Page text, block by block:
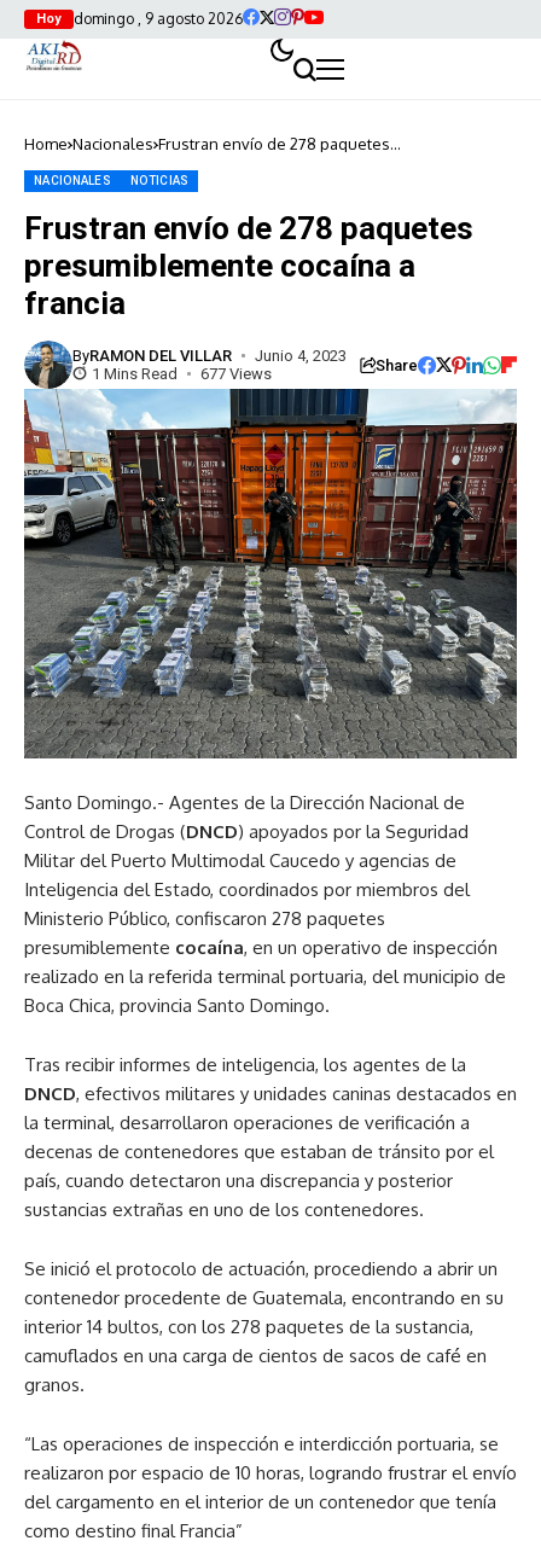
Hoy domingo , 9 agosto 2026
Home Nacionales Frustran envío de 278 paquetes
NACIONALES NOTICIAS
Frustran envío de 278 paquetes
presumiblemente cocaína a
francia
ByRAMON DEL VILLAR
Junio 4, 2023
1 Mins Read
677 Views Share
Santo Domingo.- Agentes de la Dirección Nacional de
Control de Drogas (DNCD) apoyados por la Seguridad
Militar del Puerto Multimodal Caucedo y agencias de
Inteligencia del Estado, coordinados por miembros del
Ministerio Público, confiscaron 278 paquetes
presumiblemente cocaína, en un operativo de inspección
realizado en la referida terminal portuaria, del municipio de
Boca Chica, provincia Santo Domingo.
Tras recibir informes de inteligencia, los agentes de la
DNCD, efectivos militares y unidades caninas destacados en
la terminal, desarrollaron operaciones de verificación a
decenas de contenedores que estaban de tránsito por el
país, cuando detectaron una discrepancia y posterior
sustancias extrañas en uno de los contenedores.
Se inició el protocolo de actuación, procediendo a abrir un
contenedor procedente de Guatemala, encontrando en su
interior 14 bultos, con los 278 paquetes de la sustancia,
camuflados en una carga de cientos de sacos de café en
granos.
“Las operaciones de inspección e interdicción portuaria, se
realizaron por espacio de 10 horas, logrando frustrar el envío
del cargamento en el interior de un contenedor que tenía
como destino final Francia”